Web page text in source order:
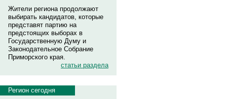
Жители региона продолжают
выбирать кандидатов, которые
представят партию на
предстоящих выборах в
Государственную Думу и
Законодательное Собрание
Приморского края.
статьи раздела
Регион сегодня